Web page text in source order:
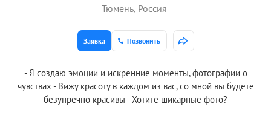
Тюмень, Россия
Заявка Позвонить
- Я создаю эмоции и искренние моменты, фотографии о
чувствах - Вижу красоту в каждом из вас, со мной вы будете
безупречно красивы - Хотите шикарные фото?